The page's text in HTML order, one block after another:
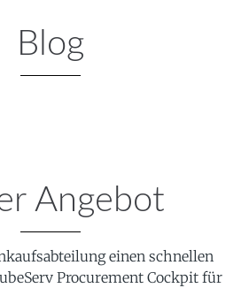
Blog
Angebot
einen schnellen
Procurement Cockpit für